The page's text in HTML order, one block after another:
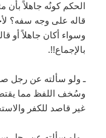
الحكم كونُه جاهلاً بأن
قاله على وجه سفه؟
وسواء أكان جاهلاً أو
بالإجماع!!.
ـ ولو سألته عن رجل
وسُخف اللفظ مما
غير قاصد للكفر